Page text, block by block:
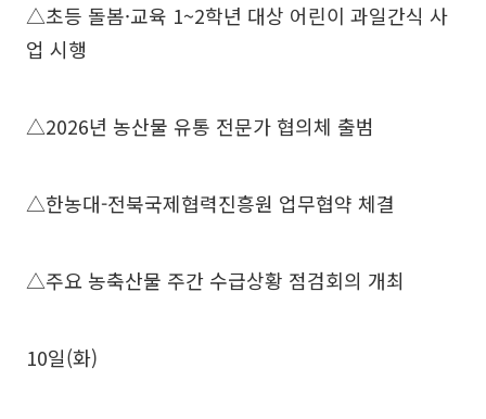
△초등 돌봄·교육 1~2학년 대상 어린이 과일간식 사
업 시행
△2026년 농산물 유통 전문가 협의체 출범
△한농대-전북국제협력진흥원 업무협약 체결
△주요 농축산물 주간 수급상황 점검회의 개최
10일(화)